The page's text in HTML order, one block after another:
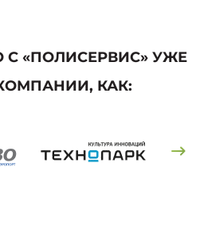
С «ПОЛИСЕРВИС» УЖЕ
КАК: